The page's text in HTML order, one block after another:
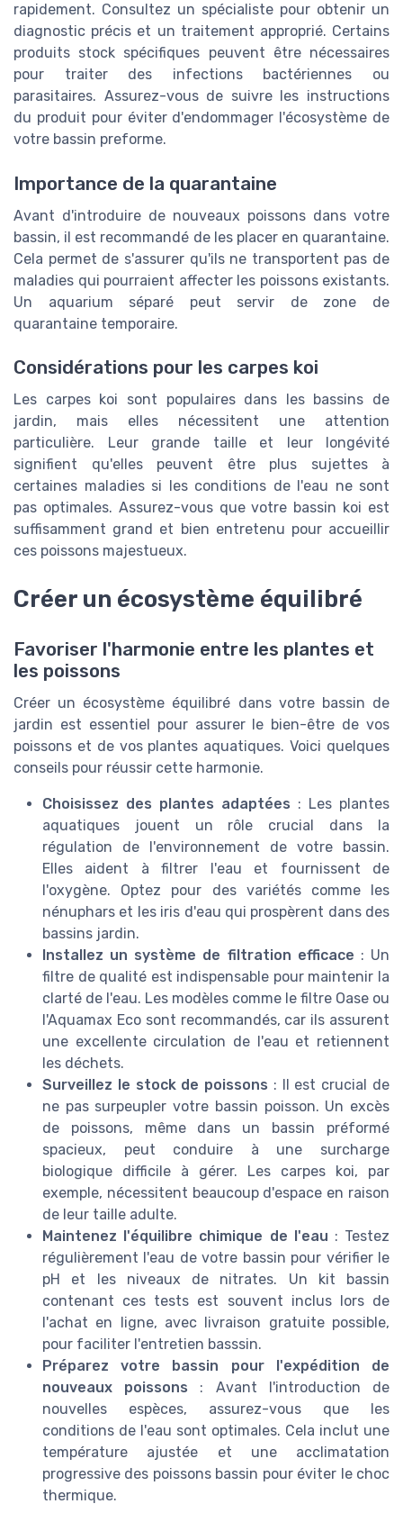
rapidement. Consultez un spécialiste pour obtenir un
diagnostic précis et un traitement approprié. Certains
produits stock spécifiques peuvent être nécessaires
pour traiter des infections bactériennes ou
parasitaires. Assurez-vous de suivre les instructions
du produit pour éviter d'endommager l'écosystème de
votre bassin preforme.
Importance de la quarantaine
Avant d'introduire de nouveaux poissons dans votre
bassin, il est recommandé de les placer en quarantaine.
Cela permet de s'assurer qu'ils ne transportent pas de
maladies qui pourraient affecter les poissons existants.
Un aquarium séparé peut servir de zone de
quarantaine temporaire.
Considérations pour les carpes koi
Les carpes koi sont populaires dans les bassins de
jardin, mais elles nécessitent une attention
particulière. Leur grande taille et leur longévité
signifient qu'elles peuvent être plus sujettes à
certaines maladies si les conditions de l'eau ne sont
pas optimales. Assurez-vous que votre bassin koi est
suffisamment grand et bien entretenu pour accueillir
ces poissons majestueux.
Créer un écosystème équilibré
Favoriser l'harmonie entre les plantes et
les poissons
Créer un écosystème équilibré dans votre bassin de
jardin est essentiel pour assurer le bien-être de vos
poissons et de vos plantes aquatiques. Voici quelques
conseils pour réussir cette harmonie.
Choisissez des plantes adaptées : Les plantes
aquatiques jouent un rôle crucial dans la
régulation de l'environnement de votre bassin.
Elles aident à filtrer l'eau et fournissent de
l'oxygène. Optez pour des variétés comme les
nénuphars et les iris d'eau qui prospèrent dans des
bassins jardin.
Installez un système de filtration efficace : Un
filtre de qualité est indispensable pour maintenir la
clarté de l'eau. Les modèles comme le filtre Oase ou
l'Aquamax Eco sont recommandés, car ils assurent
une excellente circulation de l'eau et retiennent
les déchets.
Surveillez le stock de poissons : Il est crucial de
ne pas surpeupler votre bassin poisson. Un excès
de poissons, même dans un bassin préformé
spacieux, peut conduire à une surcharge
biologique difficile à gérer. Les carpes koi, par
exemple, nécessitent beaucoup d'espace en raison
de leur taille adulte.
Maintenez l'équilibre chimique de l'eau : Testez
régulièrement l'eau de votre bassin pour vérifier le
pH et les niveaux de nitrates. Un kit bassin
contenant ces tests est souvent inclus lors de
l'achat en ligne, avec livraison gratuite possible,
pour faciliter l'entretien basssin.
Préparez votre bassin pour l'expédition de
nouveaux poissons : Avant l'introduction de
nouvelles espèces, assurez-vous que les
conditions de l'eau sont optimales. Cela inclut une
température ajustée et une acclimatation
progressive des poissons bassin pour éviter le choc
thermique.